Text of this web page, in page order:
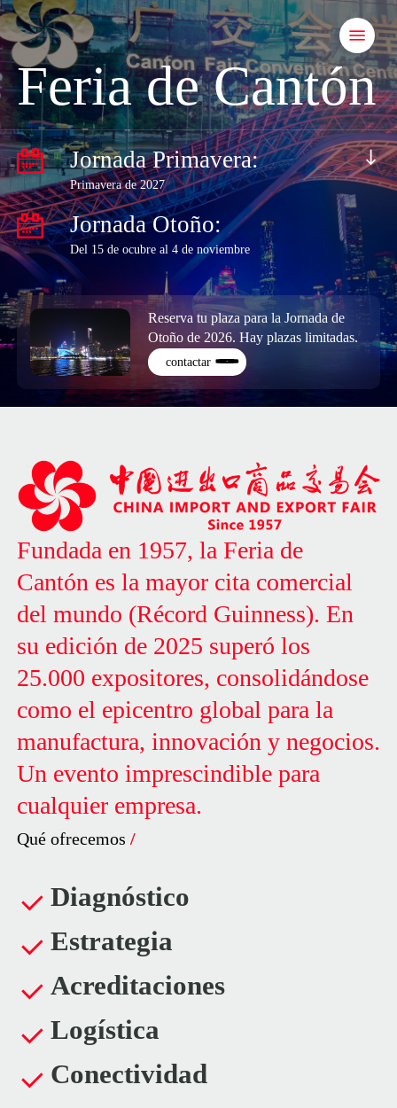
Skip
to
main
content
Menu
Feria de Cantón
Reserva tu plaza para la Jornada de
Otoño de 2026. Hay plazas limitadas.
contactar
Jornada Primavera:
Primavera de 2027
Jornada Otoño:
Del 15 de ocubre al 4 de noviembre
Navigate to the next section
Fundada en 1957, la Feria de
Cantón es la mayor cita comercial
del mundo (Récord Guinness). En
su edición de 2025 superó los
25.000 expositores, consolidándose
como el epicentro global para la
manufactura, innovación y negocios.
Un evento imprescindible para
cualquier empresa.
Qué ofrecemos /
Diagnóstico
Estrategia
Acreditaciones
Logística
Conectividad